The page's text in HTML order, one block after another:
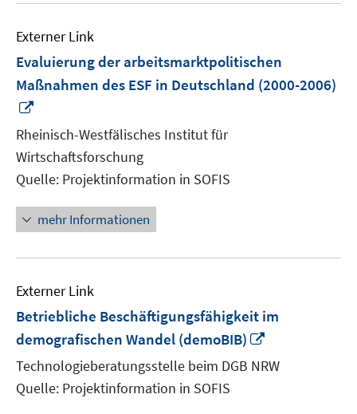
Externer Link
Evaluierung der arbeitsmarktpolitischen
Maßnahmen des ESF in Deutschland (2000-2006)
neuem
Fenster
öffnen
Rheinisch-Westfälisches Institut für
Wirtschaftsforschung
Quelle: Projektinformation in SOFIS
mehr Informationen
Externer Link
Betriebliche Beschäftigungsfähigkeit im
demografischen Wandel (demoBIB)
Fenster
Technologieberatungsstelle beim DGB NRW
Quelle: Projektinformation in SOFIS